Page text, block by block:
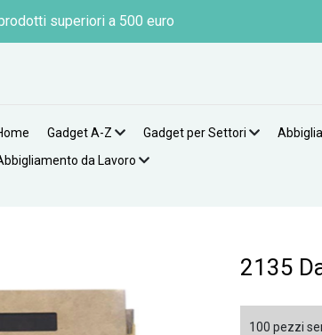
superiori a 500 euro
Gadget A-Z Gadget per Settori
da Lavoro
2135
100 pezzi